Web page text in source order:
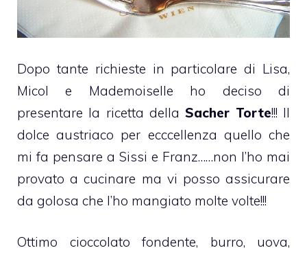
Dopo tante richieste in particolare di Lisa,
Micol e Mademoiselle ho deciso di
presentare la ricetta dellaSacher Torte!!! Il
dolce austriaco per ecccellenza quello che
mi fa pensare a Sissi e Franz……non l’ho mai
provato a cucinare ma vi posso assicurare
da golosa che l’ho mangiato molte volte!!!
Ottimo cioccolato fondente, burro, uova,